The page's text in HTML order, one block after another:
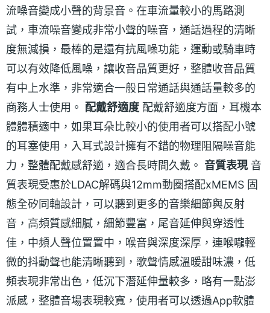
流噪音變成小聲的背景音。在車流量較小的馬路測
試，車流噪音變成非常小聲的噪音，通話過程的清晰
度無減損，最棒的是還有抗風噪功能，運動或騎車時
可以有效降低風噪，讓收音品質更好，整體收音品質
有中上水準，非常適合一般日常通話與通話量較多的
商務人士使用。 配戴舒適度 配戴舒適度方面，耳機本
體體積適中，如果耳朵比較小的使用者可以搭配小號
的耳塞使用，入耳式設計擁有不錯的物理阻隔噪音能
力，整體配戴感舒適，適合長時間久戴。 音質表現音
質表現受惠於LDAC解碼與12mm動圈搭配xMEMS 固
態全矽同軸設計，可以聽到更多的音樂細節與反射
音，高頻質感細膩，細節豐富，尾音延伸與穿透性
佳，中頻人聲位置置中，喉音與深度深厚，連喉嚨輕
微的抖動聲也能清晰聽到，歌聲情感溫暖甜味濃，低
頻表現非常出色，低沉下潛延伸量較多，略有一點澎
派感，整體音場表現較寬，使用者可以透過App軟體